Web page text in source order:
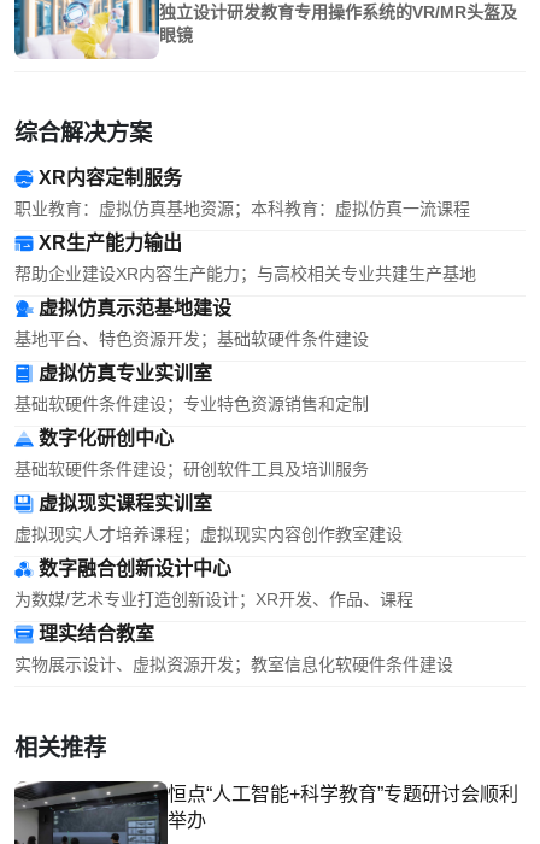
独立设计研发教育专用操作系统的VR/MR头盔及
眼镜
综合解决方案
XR内容定制服务
职业教育：虚拟仿真基地资源；本科教育：虚拟仿真一流课程
XR生产能力输出
帮助企业建设XR内容生产能力；与高校相关专业共建生产基地
虚拟仿真示范基地建设
基地平台、特色资源开发；基础软硬件条件建设
虚拟仿真专业实训室
基础软硬件条件建设；专业特色资源销售和定制
数字化研创中心
基础软硬件条件建设；研创软件工具及培训服务
虚拟现实课程实训室
虚拟现实人才培养课程；虚拟现实内容创作教室建设
数字融合创新设计中心
为数媒/艺术专业打造创新设计；XR开发、作品、课程
理实结合教室
实物展示设计、虚拟资源开发；教室信息化软硬件条件建设
相关推荐
恒点“人工智能+科学教育”专题研讨会顺利
举办